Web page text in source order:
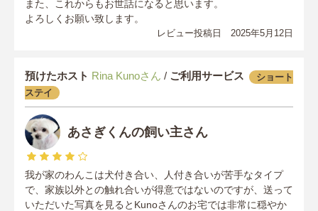
また、これからもお世話になると思います。
よろしくお願い致します。
レビュー投稿日 2025年5月12日
預けたホスト Rina Kunoさん / ご利用サービス
ショート
ステイ
あさぎくんの飼い主さん
我が家のわんこは犬付き合い、人付き合いが苦手なタイプ
で、家族以外との触れ合いが得意ではないのですが、送って
いただいた写真を見るとKunoさんのお宅では非常に穏やか